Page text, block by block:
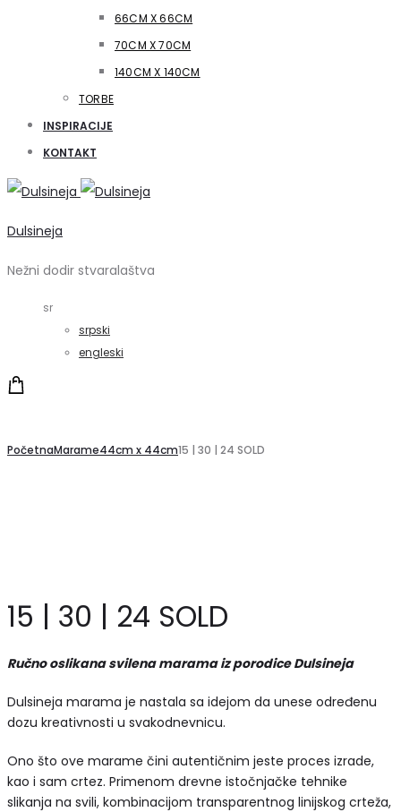
66CM X 66CM
70CM X 70CM
140CM X 140CM
TORBE
INSPIRACIJE
KONTAKT
Dulsineja
Nežni dodir stvaralaštva
sr
srpski
engleski
PočetnaMarame44cm x 44cm15 | 30 | 24 SOLD
15 | 30 | 24 SOLD
Ručno oslikana svilena marama iz porodice Dulsineja
Dulsineja marama je nastala sa idejom da unese određenu
dozu kreativnosti u svakodnevnicu.
Ono što ove marame čini autentičnim jeste proces izrade,
kao i sam crtez. Primenom drevne istočnjačke tehnike
slikanja na svili, kombinacijom transparentnog linijskog crteža,